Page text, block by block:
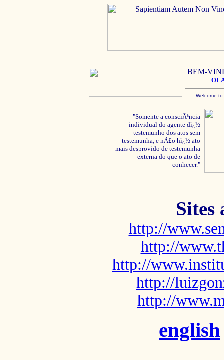
BEM-
Welcome
"Somente a consciÃªncia
individual do agente dï¿½
testemunho dos atos sem
testemunha, e nÃ£o hï¿½ ato
mais desprovido de testemunha
externa do que o ato de
conhecer."
Sites
http://
http://
http://
http://
http://
english